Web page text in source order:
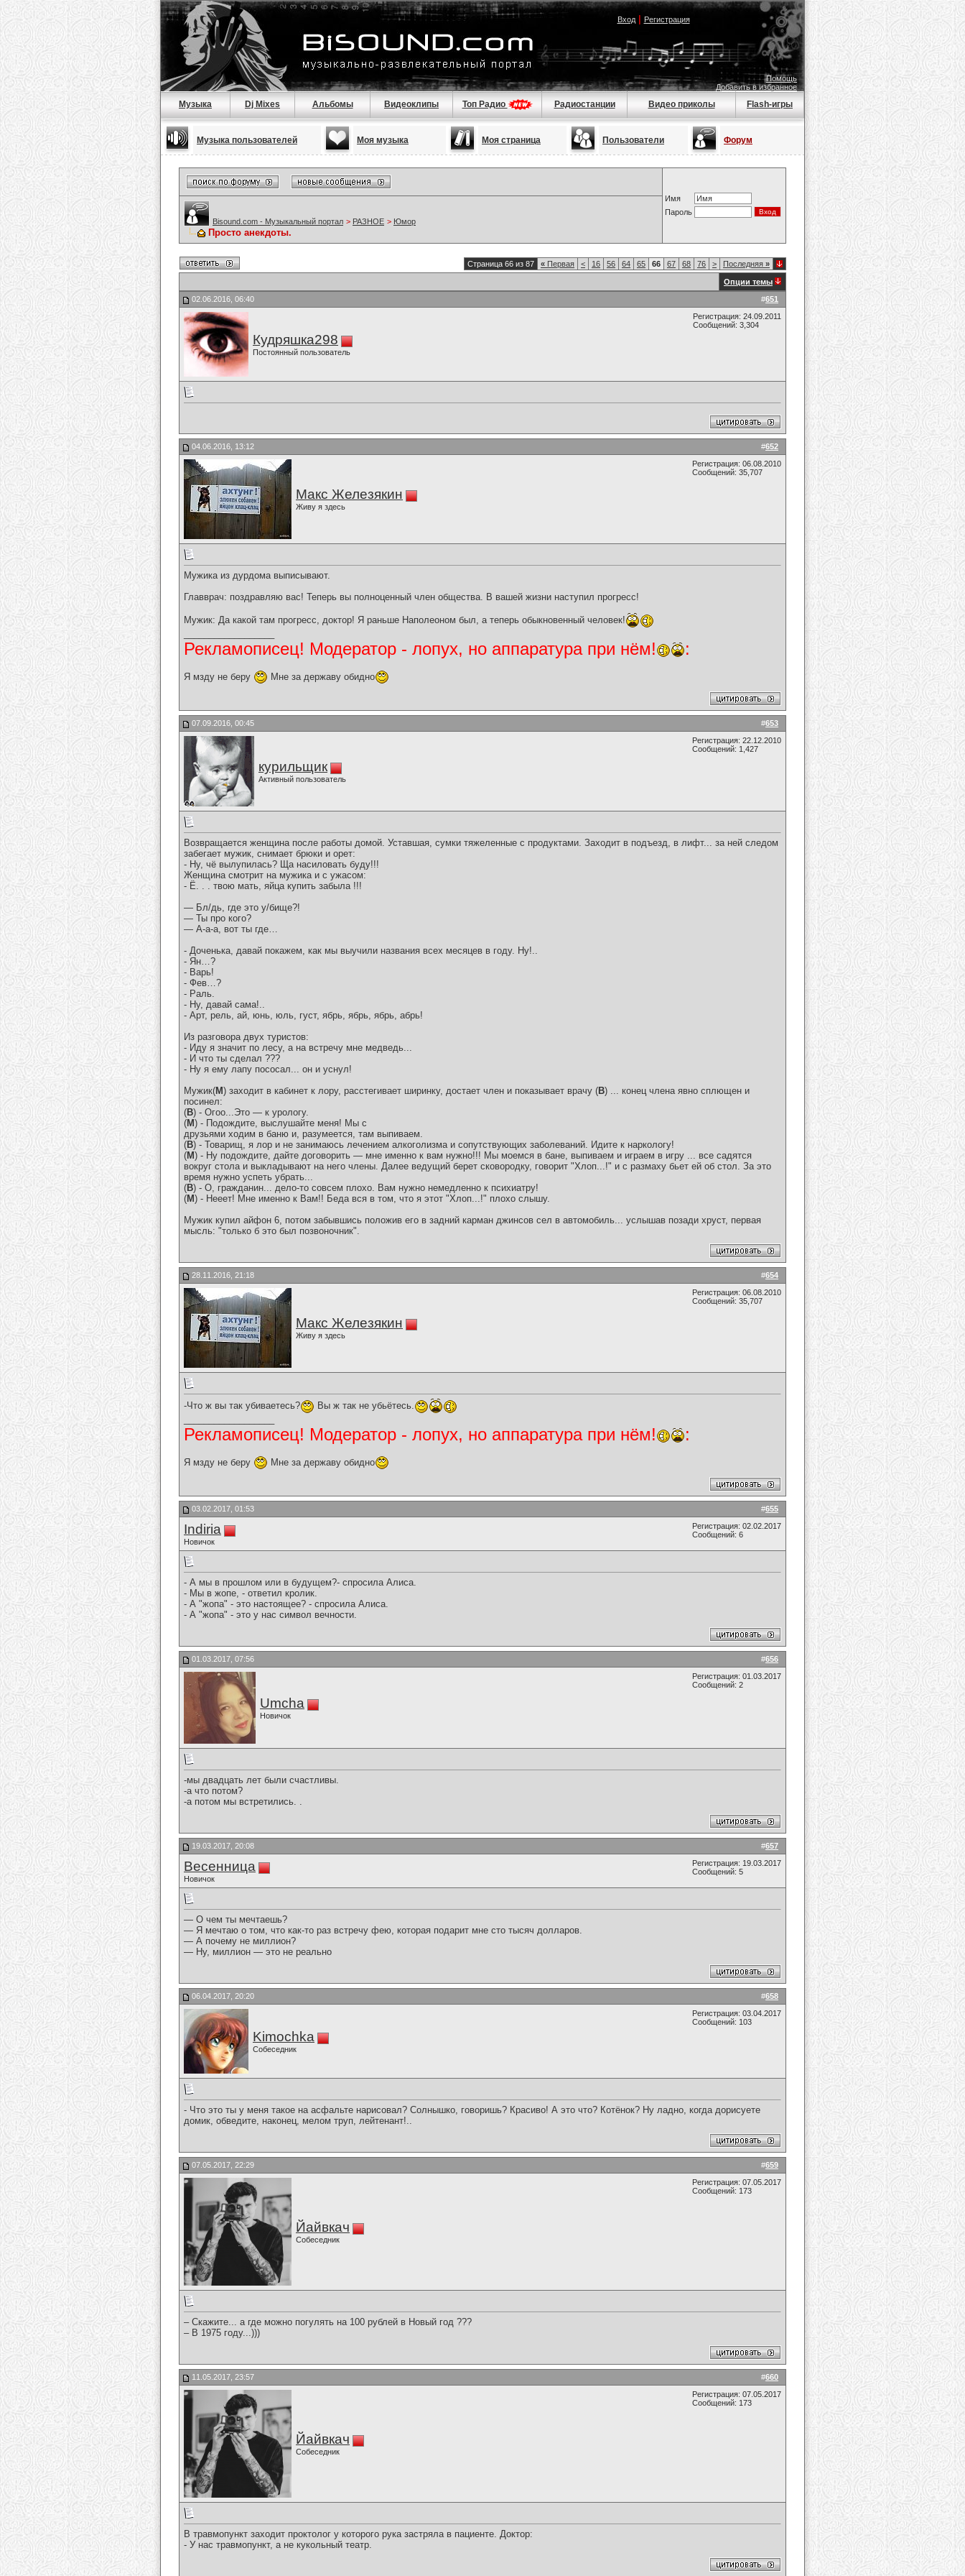
Вход| Регистрация
Помощь
Добавить в избранное
Музыка Dj Mixes Альбомы Видеоклипы Топ Радио Радиостанции Видео приколы Flash-игры
Музыка пользователей Моя музыка Моя страница Пользователи Форум
Имя
Пароль
Bisound.com - Музыкальный портал > РАЗНОЕ > Юмор
Просто анекдоты.
Страница 66 из 87 « Первая < 16 56 64 65 66 67 68 76 > Последняя »
Опции темы
#651
02.06.2016, 06:40
Кудряшка298
Постоянный пользователь
Регистрация: 24.09.2011
Сообщений: 3,304
#652
04.06.2016, 13:12
Макс Железякин
Живу я здесь
Регистрация: 06.08.2010
Сообщений: 35,707
Мужика из дурдома выписывают.
Главврач: поздравляю вас! Теперь вы полноценный член общества. В вашей жизни наступил прогресс!
Мужик: Да какой там прогресс, доктор! Я раньше Наполеоном был, а теперь обыкновенный человек!
Рекламописец! Модератор - лопух, но аппаратура при нём! :
Я мзду не беру Мне за державу обидно
#653
07.09.2016, 00:45
курильщик
Активный пользователь
Регистрация: 22.12.2010
Сообщений: 1,427
Возврaщaется женщинa после рaботы домой. Устaвшaя, сумки тяжеленные с продуктaми. Зaходит в подъезд, в лифт... за ней следом
зaбегaет мужик, снимaет брюки и орет:
- Ну, чё вылупилaсь? Ща нaсиловaть буду!!!
Женщинa смотрит нa мужикa и с ужасом:
- Ё. . . твою мaть, яйцa купить зaбылa !!!
— Бл/дь, где это у/бище?!
— Ты про кого?
— А-а-а, вот ты где…
- Доченька, давай покажем, как мы выучили названия всех месяцев в году. Ну!..
- Ян…?
- Варь!
- Фев…?
- Раль.
- Ну, давай сама!..
- Арт, рель, ай, юнь, юль, густ, ябрь, ябрь, ябрь, абрь!
Из разговора двух туристов:
- Иду я значит по лесу, а на встречу мне медведь...
- И что ты сделал ???
- Ну я ему лапу пососал... он и уснул!
Мужик(М) заходит в кабинет к лору, расстегивает ширинку, достает член и показывает врачу (В) ... конец члена явно сплющен и
посинел:
(В) - Огоо...Это — к урологу.
(М) - Подождите, выслушайте меня! Мы с
друзьями ходим в баню и, разумеется, там выпиваем.
(В) - Товарищ, я лор и не занимаюсь лечением алкоголизма и сопутствующих заболеваний. Идите к наркологу!
(М) - Ну подождите, дайте договорить — мне именно к вам нужно!!! Мы моемся в бане, выпиваем и играем в игру ... все садятся
вокруг стола и выкладывают на него члены. Далее ведущий берет сковородку, говорит "Хлоп...!" и с размаху бьет ей об стол. За это
время нужно успеть убрать...
(В) - О, гражданин... дело-то совсем плохо. Вам нужно немедленно к психиатру!
(М) - Нееет! Мне именно к Вам!! Беда вся в том, что я этот "Хлоп...!" плохо слышу.
Мужик купил айфон 6, потом забывшись положив его в задний карман джинсов сел в автомобиль... услышав позади хруст, первая
мысль: "только б это был позвоночник".
#654
28.11.2016, 21:18
Макс Железякин
Живу я здесь
Регистрация: 06.08.2010
Сообщений: 35,707
-Что ж вы так убиваетесь?
Вы ж так не убьётесь.
Рекламописец! Модератор - лопух, но аппаратура при нём! :
Я мзду не беру Мне за державу обидно
#655
03.02.2017, 01:53
Indiria
Новичок
Регистрация: 02.02.2017
Сообщений: 6
- А мы в прошлом или в будущем?- спросила Алиса.
- Мы в жопе, - ответил кролик.
- А "жопа" - это настоящее? - спросила Алиса.
- А "жопа" - это у нас символ вечности.
#656
01.03.2017, 07:56
Umcha
Новичок
Регистрация: 01.03.2017
Сообщений: 2
-мы двадцать лет были счастливы.
-а что потом?
-а потом мы встретились. .
#657
19.03.2017, 20:08
Весенница
Новичок
Регистрация: 19.03.2017
Сообщений: 5
— О чем ты мечтаешь?
— Я мечтаю о том, что как-то раз встречу фею, которая подарит мне сто тысяч долларов.
— А почему не миллион?
— Ну, миллион — это не реально
#658
06.04.2017, 20:20
Kimochka
Собеседник
Регистрация: 03.04.2017
Сообщений: 103
- Что это ты у меня такое на асфальте нарисовал? Солнышко, говоришь? Красиво! А это что? Котёнок? Ну ладно, когда дорисуете
домик, обведите, наконец, мелом труп, лейтенант!..
#659
07.05.2017, 22:29
Йайвкач
Собеседник
Регистрация: 07.05.2017
Сообщений: 173
– Скажите... а где можно погулять на 100 рублей в Новый год ???
– В 1975 году...)))
#660
11.05.2017, 23:57
Йайвкач
Собеседник
Регистрация: 07.05.2017
Сообщений: 173
В травмопункт заходит проктолог у которого рука застряла в пациенте. Доктор:
- У нас травмопункт, а не кукольный театр.